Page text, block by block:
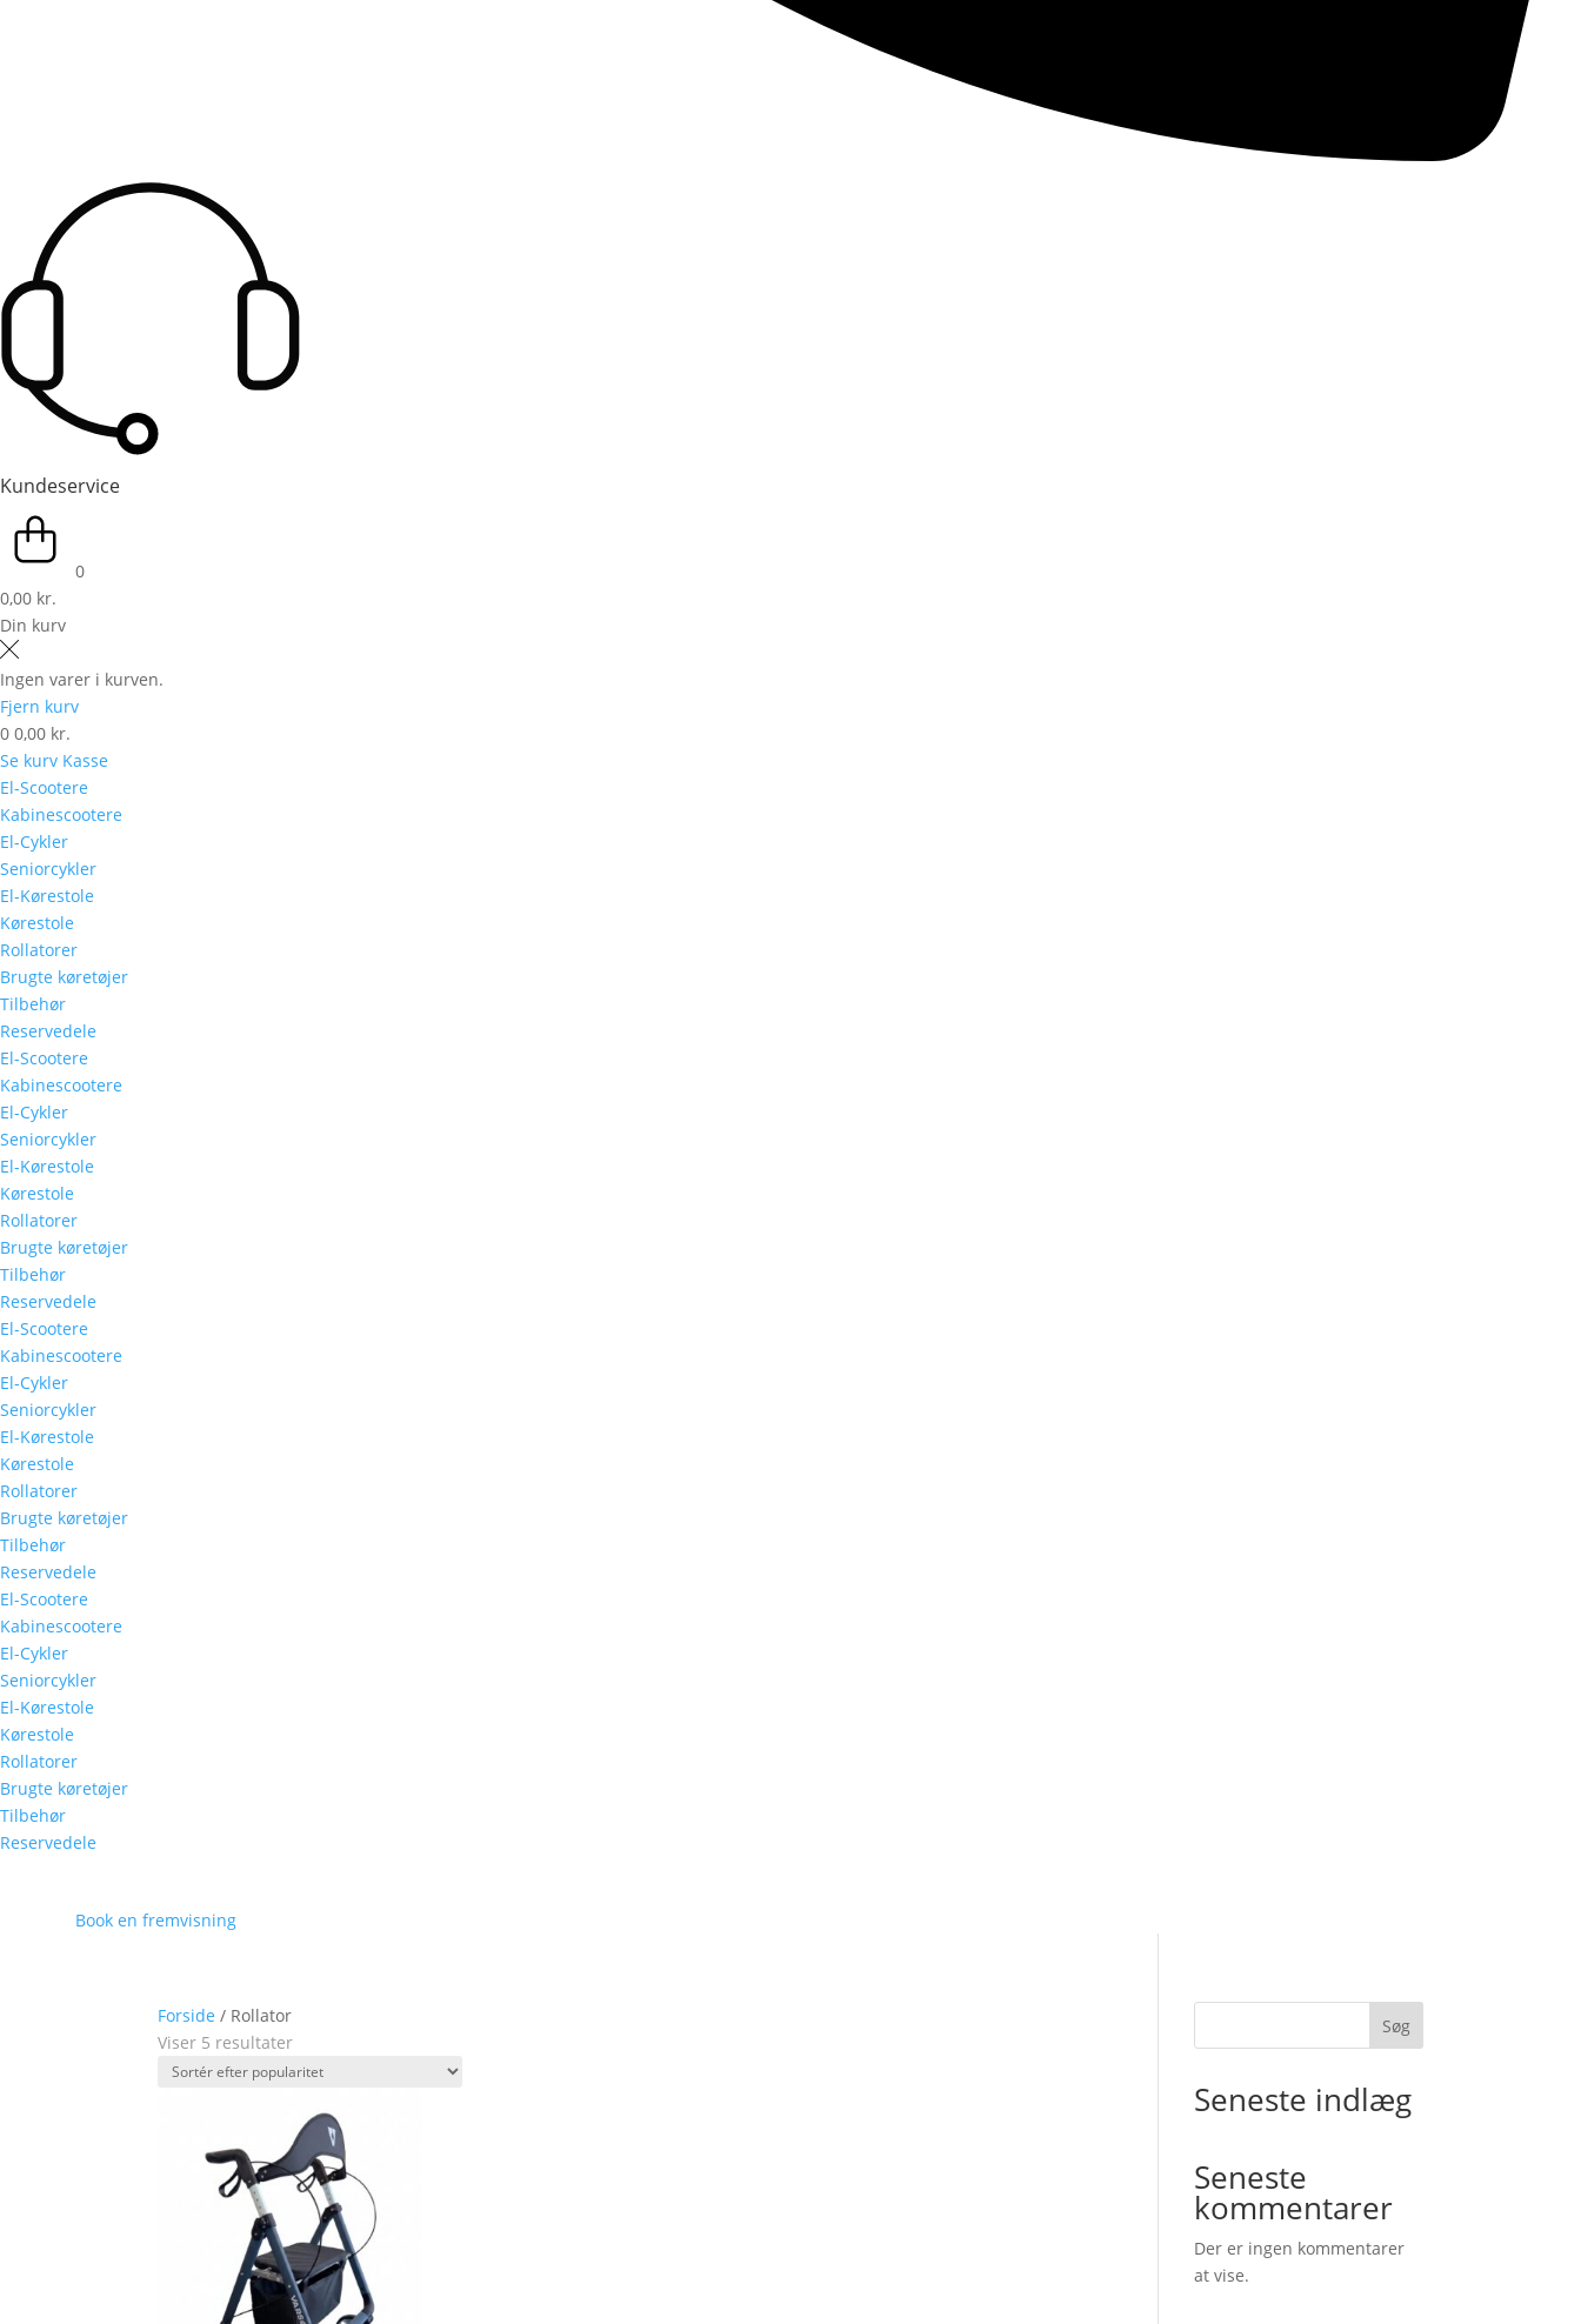
Kundeservice
0
0,00 kr.
Din kurv
Ingen varer i kurven.
Fjern kurv
0 0,00 kr.
Se kurv Kasse
El-Scootere
Kabinescootere
El-Cykler
Seniorcykler
El-Kørestole
Kørestole
Rollatorer
Brugte køretøjer
Tilbehør
Reservedele
El-Scootere
Kabinescootere
El-Cykler
Seniorcykler
El-Kørestole
Kørestole
Rollatorer
Brugte køretøjer
Tilbehør
Reservedele
El-Scootere
Kabinescootere
El-Cykler
Seniorcykler
El-Kørestole
Kørestole
Rollatorer
Brugte køretøjer
Tilbehør
Reservedele
El-Scootere
Kabinescootere
El-Cykler
Seniorcykler
El-Kørestole
Kørestole
Rollatorer
Brugte køretøjer
Tilbehør
Reservedele
Book en fremvisning
Forside / Rollator
Viser 5 resultater
Søg
Seneste indlæg
Seneste
kommentarer
Der er ingen kommentarer
at vise.